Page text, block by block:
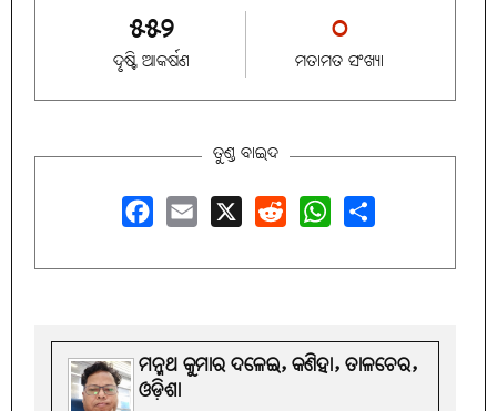
୫୫୨
ଦୃଷ୍ଟି ଆକର୍ଷଣ
୦
ମତାମତ ସଂଖ୍ୟା
ତୁଣ୍ଡ ବାଇଦ
ମନ୍ମଥ କୁମାର ଦଳେଇ, କଣିହା, ତାଳଚେର,
ଓଡ଼ିଶା